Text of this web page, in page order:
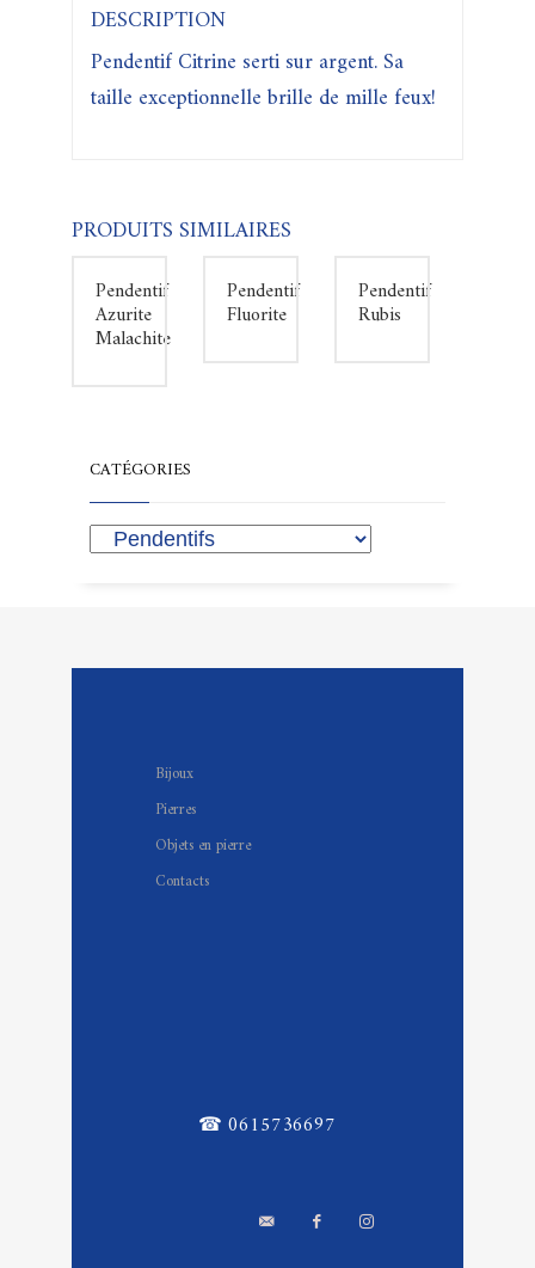
DESCRIPTION
Pendentif Citrine serti sur argent. Sa
taille exceptionnelle brille de mille feux!
PRODUITS SIMILAIRES
Pendentif
Azurite
Malachite
Pendentif
Fluorite
Pendentif
Rubis
CATÉGORIES
Bijoux
Pierres
Objets en pierre
Contacts
☎ 0615736697